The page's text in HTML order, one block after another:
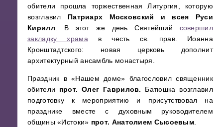
обители прошла торжественная Литургия, которую
возглавил Патриарх Московский и всея Руси
Кирилл. В этот же день Святейший совершил
закладку храмав честь св. прав. Иоанна
Кронштадтского: новая церковь дополнит
архитектурный ансамбль монастыря.
Праздник в «Нашем доме» благословил священник
обители прот. Олег Гаврилов. Батюшка возглавил
подготовку к мероприятию и присутствовал на
празднике вместе с духовным руководителем
общины «Истоки» прот. Анатолием Сысоевым.